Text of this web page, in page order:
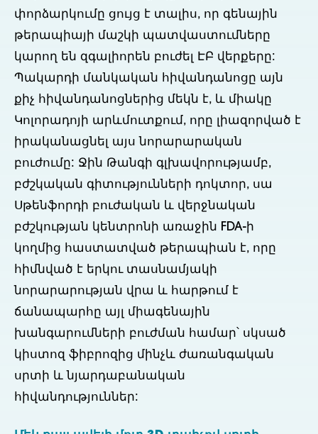
փորձարկումը ցույց է տալիս, որ գենային
թերապիայի մաշկի պատվաստումները
կարող են զգալիորեն բուժել ԷԲ վերքերը:
Պակարդի մանկական հիվանդանոցը այն
քիչ հիվանդանոցներից մեկն է, և միակը
Կոլորադոյի արևմուտքում, որը լիազորված է
իրականացնել այս նորարարական
բուժումը: Ջին Թանգի գլխավորությամբ,
բժշկական գիտությունների դոկտոր, սա
Սթենֆորդի բուժական և վերջնական
բժշկության կենտրոնի առաջին FDA-ի
կողմից հաստատված թերապիան է, որը
հիմնված է երկու տասնամյակի
նորարարության վրա և հարթում է
ճանապարհը այլ միագենային
խանգարումների բուժման համար՝ սկսած
կիստոզ ֆիբրոզից մինչև ժառանգական
սրտի և նյարդաբանական
հիվանդություններ: